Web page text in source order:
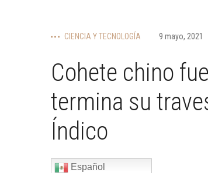
CIENCIA Y TECNOLOGÍA 9 mayo, 2021
Cohete chino
termina su
Índico
Español